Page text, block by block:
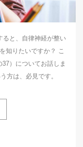
ると、自律神経が整い
知りたいですか？ こ
）についてお話しま
方は、必見です。